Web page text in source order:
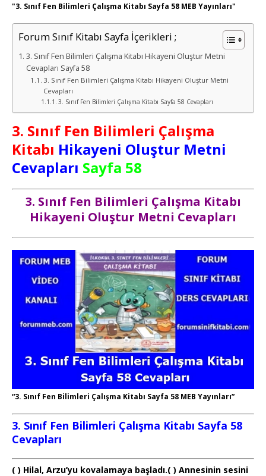
"3. Sınıf Fen Bilimleri Çalışma Kitabı Sayfa 58 MEB Yayınları"
Forum Sınıf Kitabı Sayfa İçerikleri ;
3. Sınıf Fen Bilimleri Çalışma Kitabı Hikayeni Oluştur Metni
Cevapları Sayfa 58
3. Sınıf Fen Bilimleri Çalışma Kitabı Hikayeni Oluştur Metni
Cevapları
3. Sınıf Fen Bilimleri Çalışma Kitabı Sayfa 58 Cevapları
3. Sınıf Fen Bilimleri Çalışma
Kitabı Hikayeni Oluştur Metni
Cevapları Sayfa 58
3. Sınıf Fen Bilimleri Çalışma Kitabı
Hikayeni Oluştur Metni Cevapları
“3. Sınıf Fen Bilimleri Çalışma Kitabı Sayfa 58 MEB Yayınları”
3. Sınıf Fen Bilimleri Çalışma Kitabı Sayfa 58
Cevapları
( ) Hilal, Arzu’yu kovalamaya başladı.( ) Annesinin sesini